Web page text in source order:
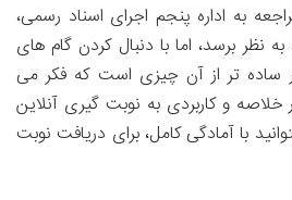
به اداره پنجم اجرای اسناد رسمی،
نظر برسد، اما با دنبال کردن گام های
ساده تر از آن چیزی است که فکر می
و کاربردی به نوبت گیری آنلاین
با آمادگی کامل، برای دریافت نوبت